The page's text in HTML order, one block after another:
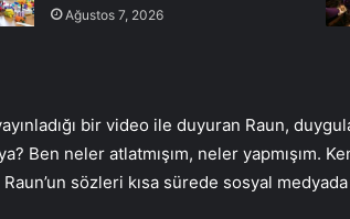
Ağustos 7, 2026
bir video ile duyuran Raun,
Ben neler atlatmışım, neler yapmışım.
Raun’un sözleri kısa sürede sosyal